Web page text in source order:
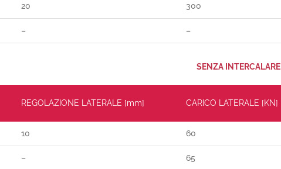
20 300
– –
SENZA INTERCALARE
REGOLAZIONE LATERALE [mm] CARICO LATERALE [KN]
10 60
– 65